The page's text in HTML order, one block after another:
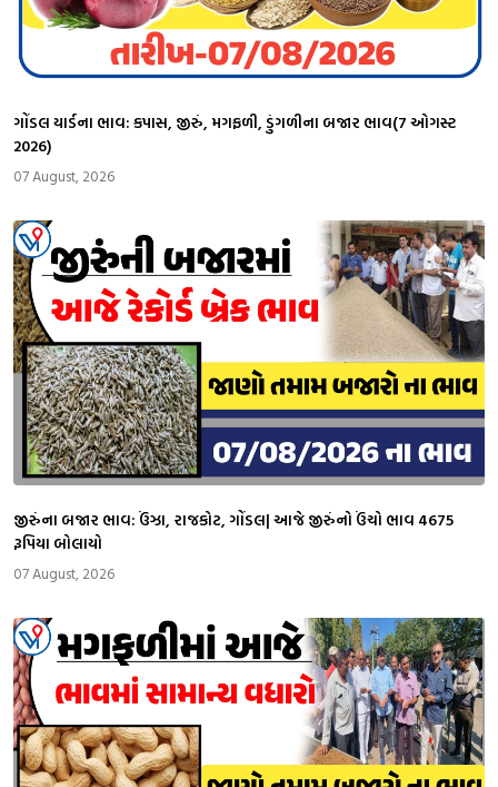
ગોંડલ યાર્ડના ભાવ: કપાસ, જીરું, મગફળી, ડુંગળીના બજાર ભાવ(7 ઓગસ્ટ
2026)
07 August, 2026
જીરુંના બજાર ભાવ: ઉંઝા, રાજકોટ, ગોંડલ| આજે જીરુંનો ઉંચો ભાવ 4675
રૂપિયા બોલાયો
07 August, 2026